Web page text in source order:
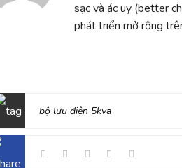
sạc và ác uy (better
phát triển mở rộng
bộ lưu điện 5kva